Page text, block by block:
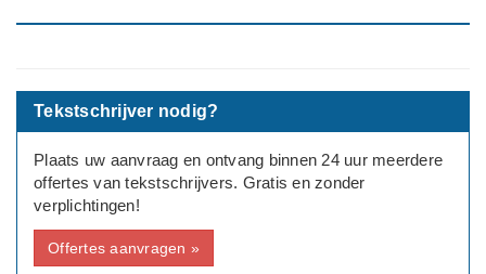
scholen, bedrijven en online. Ik zoek iemand die voor mij een
---
Deadline: Graag zo spoedig mogelijk
Tekstschrijver nodig?
Plaats uw aanvraag en ontvang binnen 24 uur meerdere
offertes van tekstschrijvers. Gratis en zonder
verplichtingen!
Offertes aanvragen »